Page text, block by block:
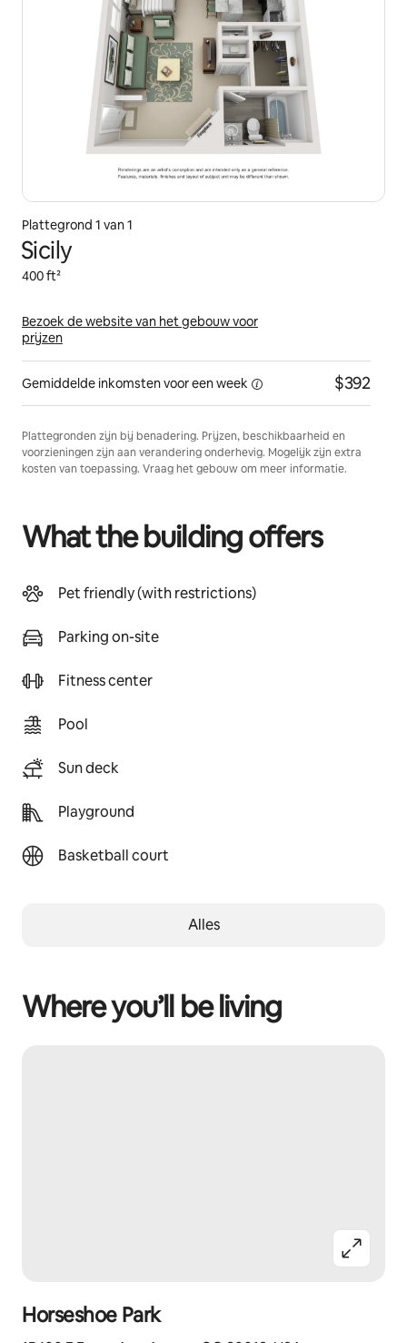
Plattegrond 1 van 1
Sicily
400 ft²
Bezoek de website van het gebouw voor
prijzen
Gemiddelde inkomsten voor eenweek $392
Plattegronden zijn bij benadering. Prijzen, beschikbaarheid en
voorzieningen zijn aan verandering onderhevig. Mogelijk zijn extra
kosten van toepassing. Vraag het gebouw om meer informatie.
What the building offers
Pet friendly (with restrictions)
Parking on-site
Fitness center
Pool
Sun deck
Playground
Basketball court
Alles
Where you’ll be living
Horseshoe Park